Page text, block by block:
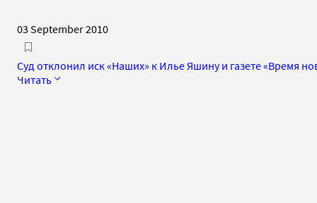
03 September 2010
Суд отклонил иск «Наших» к Илье Яшину и газете «Время
Читать